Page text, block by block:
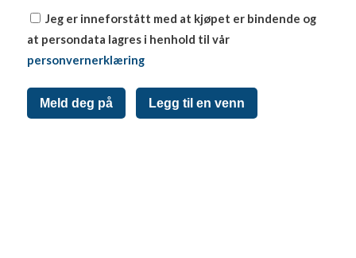
Jeg er inneforstått med at kjøpet er bindende og
at persondata lagres i henhold til vår
personvernerklæring
Meld deg på Legg til en venn